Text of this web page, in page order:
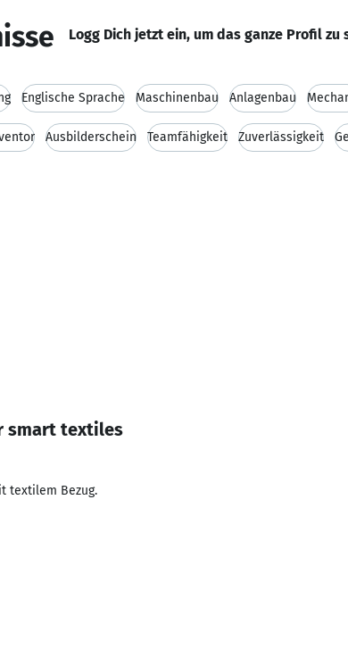
Logg Dich jetzt ein, um das ganze Profil zu
Englische Sprache Maschinenbau Anlagenbau
Ausbilderschein Teamfähigkeit Zuverlässigkeit
smart textiles
textilem Bezug.